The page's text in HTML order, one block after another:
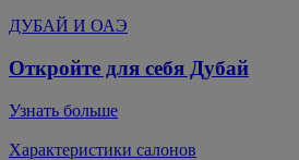
ДУБАЙ И ОАЭ
Откройте для себя Дубай
Узнать больше
Характеристики салонов